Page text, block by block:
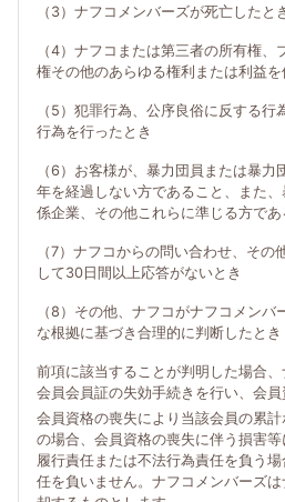
（3）ナフコメンバーズが死亡したと
（4）ナフコまたは第三者の所有権
権その他のあらゆる権利または利益
（5）犯罪行為、公序良俗に反する
行為を行ったとき
（6）お客様が、暴力団員または暴
年を経過しない方であること、また
係企業、その他これらに準じる方で
（7）ナフコからの問い合わせ、そ
して30日間以上応答がないとき
（8）その他、ナフコがナフコメン
な根拠に基づき合理的に判断したとき
前項に該当することが判明した場合
会員会員証の失効手続きを行い、会員
会員資格の喪失により当該会員の累
の場合、会員資格の喪失に伴う損害
履行責任または不法行為責任を負う
任を負いません。ナフコメンバーズ